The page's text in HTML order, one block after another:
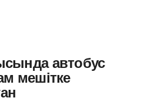
автобус
мешітке